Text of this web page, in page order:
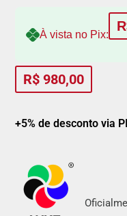
À vista no Pix:
R$ 980,00
+5% de desconto via